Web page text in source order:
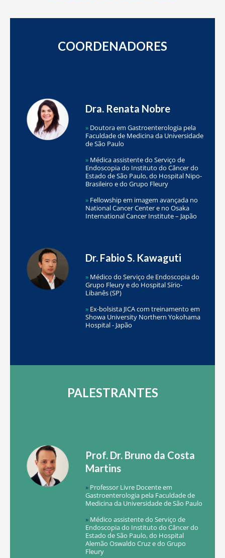
COORDENADORES
Dra. Renata Nobre
» Doutora em Gastroenterologia pela
Faculdade de Medicina da Universidade
de São Paulo
» Médica assistente do Serviço de
Endoscopia do Instituto do Câncer do
Estado de São Paulo, do Hospital Nipo-
Brasileiro e do Grupo Fleury
» Fellowship em imagem avançada no
National Cancer Center e no Osaka
International Cancer Institute – Japão
Dr. Fabio S. Kawaguti
» Médico do Serviço de Endoscopia do
Grupo Fleury e do Hospital Sírio-
Libanês (SP)
» Ex-bolsista JICA com treinamento em
Showa University Northern Yokohama
Hospital - Japão
PALESTRANTES
Prof. Dr. Bruno da Costa
Martins
» Professor Livre Docente em
Gastroenterologia pela Faculdade de
Medicina da Universidade de São Paulo
» Médico assistente do Serviço de
Endoscopia do Instituto do Câncer do
Estado de São Paulo, do Hospital
Alemão Oswaldo Cruz e do Grupo
Fleury